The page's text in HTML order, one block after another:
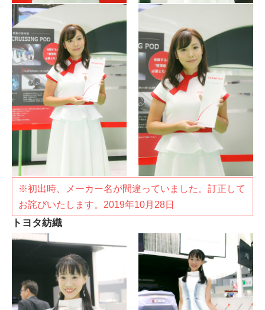
※初出時、メーカー名が間違っていました。訂正して
お詫びいたします。2019年10月28日
トヨタ紡織